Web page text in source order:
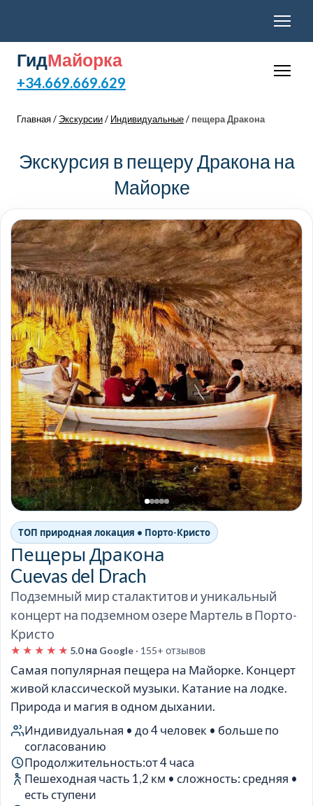
ГидМайорка
+34.669.669.629
Главная / Экскурсии/ Индивидуальные/ пещера Дракона
Экскурсия в пещеру Дракона на
Майорке